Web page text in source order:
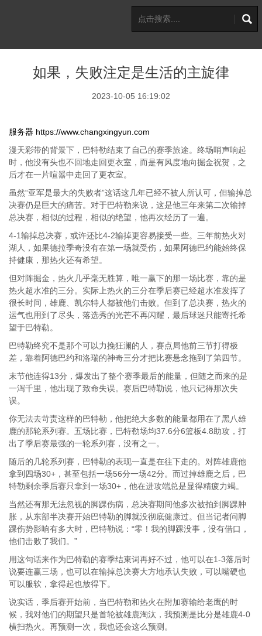
如果，失败注定是生活的主旋律
2023-10-05 16:19:02
服务器 https://www.changxingyun.com
漫天彩带的背景下，巴特勒结束了自己的赛季旅途。终场哨声响起
时，他没有头也不回地走回更衣室，而是有风度地向掘金祝贺，之
后才在一片喧嚣中走回了更衣室。
虽然“亚军是最大的失败者”这话这几年已经不被人所认可，但输掉总
决赛仍是巨大的痛苦。对于巴特勒来说，这是他三年来第二次输掉
总决赛，相似的过程，相似的绝望，他再次经历了一遍。
4-1输掉总决赛，或许还比4-2输掉更容易接受一些。三年前热火对
湖人，如果德拉季奇没有在第一场就受伤，如果阿德巴约能始终保
持健康，那热火还有希望。
但对阵掘金，热火几乎毫无胜算，唯一赢下的那一场比赛，靠的是
热火超水准的三分。实际上热火的三分在季后赛已经超水准发挥了
很长时间，雄鹿、凯尔特人都被他们击败。但到了总决赛，热火的
运气也用到了尽头，落选秀的光芒不再闪耀，最后球迷只能寄托希
望于巴特勒。
巴特勒终究不是那个可以力挽狂澜的人，赛点局他前三节打得极
差，靠着阿德巴约和洛瑞的神奇三分才把比赛悬念拖到了第四节。
末节他连得13分，爆发出了整个赛季最后的能量，但随之而来的是
一泻千里，他出现了致命失误。赛后巴特勒说，他只记得那次失
误。
你无法去苛责这样的巴特勒，他把绝大多数的能量都用在了黑八雄
鹿的那轮系列赛。五场比赛，巴特勒场均37.6分6篮板4.8助攻，打
出了季后赛最强的一轮系列赛，没有之一。
随后的几轮系列赛，巴特勒的表现一直是在往下走的。对阵雄鹿他
拿到四场30+，甚至包括一场56分一场42分。而过掉雄鹿之后，巴
特勒剩余季后赛只拿到一场30+，他在进攻端总是显得精疲力竭。
当然还有那无法忽视的脚踝伤病，总决赛期间他多次被拍到脚踝肿
胀，从东部半决赛开始巴特勒的脚就没彻底健康过。但当记者问脚
踝伤势影响有多大时，巴特勒说：“零！我的脚踝没事，没有借口，
他们击败了我们。”
用这句话来作为巴特勒的赛季结束词再好不过，他可以在1-3落后时
说要连赢三场，也可以在输掉总决赛大方地承认失败，可以嘴硬也
可以服软，拿得起也放得下。
说实话，季后赛开始前，当巴特勒和热火在附加赛输给老鹰的时
候，我对他们的期望只是首轮被雄鹿淘汰，我预测是比分是雄鹿4-0
横扫热火。再预测一次，我也还会这么预测。